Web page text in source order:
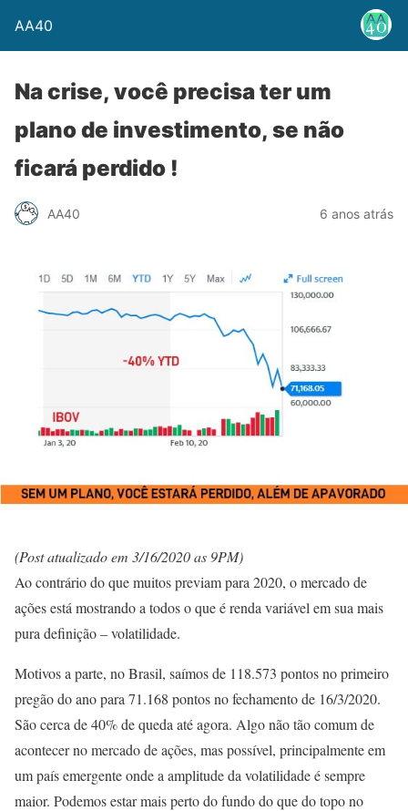
AA40
Na crise, você precisa ter um
plano de investimento, se não
ficará perdido !
AA40 6 anos atrás
(Post atualizado em 3/16/2020 as 9PM)
Ao contrário do que muitos previam para 2020, o mercado de
ações está mostrando a todos o que é renda variável em sua mais
pura definição – volatilidade.
Motivos a parte, no Brasil, saímos de 118.573 pontos no primeiro
pregão do ano para 71.168 pontos no fechamento de 16/3/2020.
São cerca de 40% de queda até agora. Algo não tão comum de
acontecer no mercado de ações, mas possível, principalmente em
um país emergente onde a amplitude da volatilidade é sempre
maior. Podemos estar mais perto do fundo do que do topo no